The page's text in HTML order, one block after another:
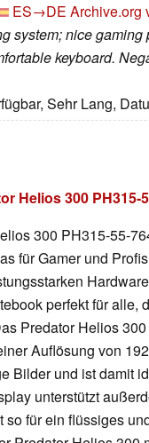
ES→DE Archive.org
system; nice
keyboard.
Sehr Lang,
Helios 300 PH315-
300 PH315-55-
für Gamer und
perfekt für alle,
Predator Helios
Auflösung von
Bilder und ist damit
unterstützt
so für ein flüssiges